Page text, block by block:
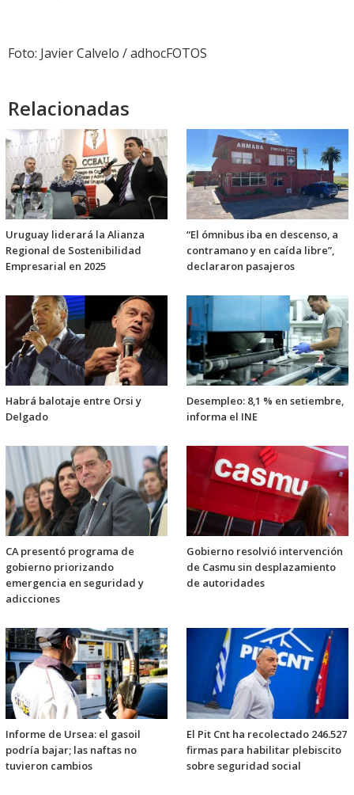
Foto: Javier Calvelo / adhocFOTOS
Relacionadas
Uruguay liderará la Alianza
Regional de Sostenibilidad
Empresarial en 2025
“El ómnibus iba en descenso, a
contramano y en caída libre”,
declararon pasajeros
Habrá balotaje entre Orsi y
Delgado
Desempleo: 8,1 % en setiembre,
informa el INE
CA presentó programa de
gobierno priorizando
emergencia en seguridad y
adicciones
Gobierno resolvió intervención
de Casmu sin desplazamiento
de autoridades
Informe de Ursea: el gasoil
podría bajar; las naftas no
tuvieron cambios
El Pit Cnt ha recolectado 246.527
firmas para habilitar plebiscito
sobre seguridad social